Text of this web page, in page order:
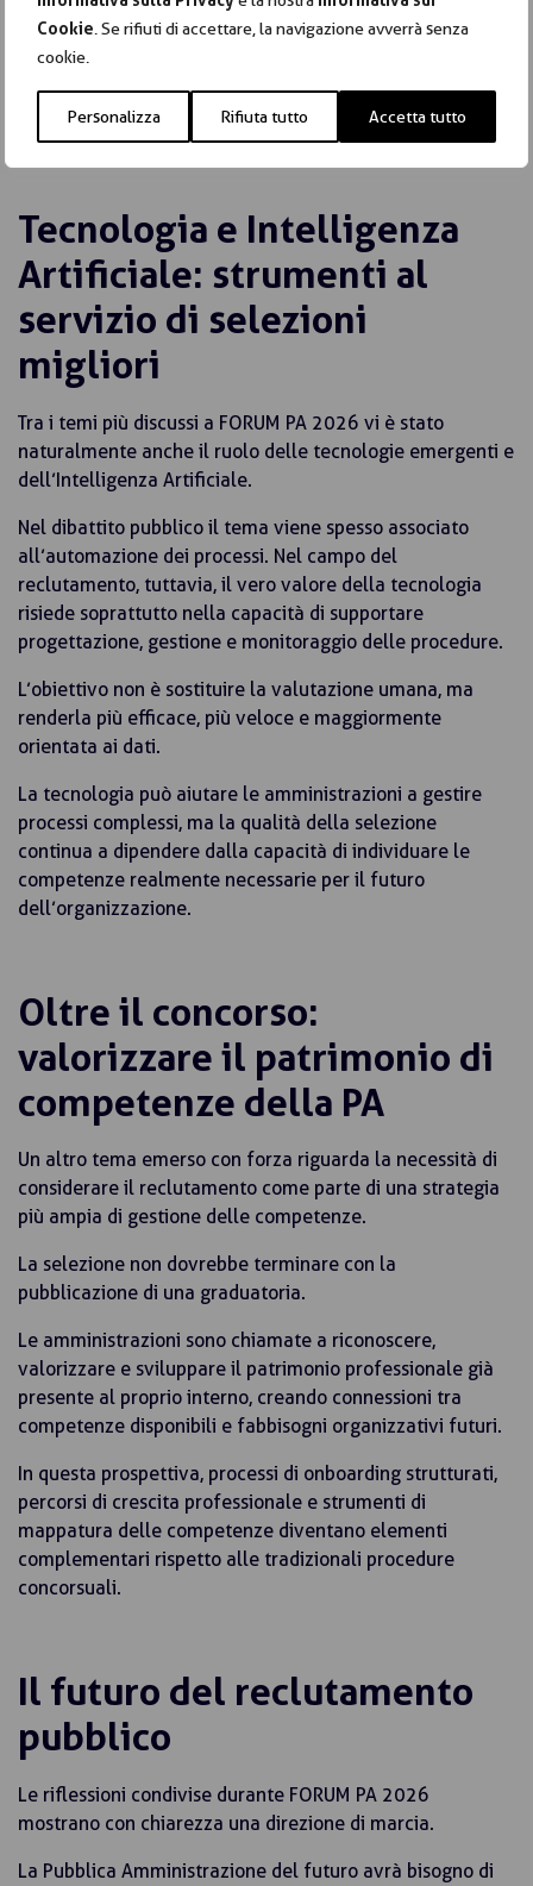
Cookie . Se rifiuti di accettare, la navigazione avverrà senza
cookie.
Personalizza Rifiuta tutto Accetta tutto
verificare ciò che ha studiato.
Si tratta di un cambiamento culturale che coinvolge non
soltanto gli strumenti di valutazione, ma l’intera
concezione del concorso pubblico.
Tecnologia e Intelligenza
Artificiale: strumenti al
servizio di selezioni
migliori
Tra i temi più discussi a FORUM PA 2026 vi è stato
naturalmente anche il ruolo delle tecnologie emergenti e
dell’Intelligenza Artificiale.
Nel dibattito pubblico il tema viene spesso associato
all’automazione dei processi. Nel campo del
reclutamento, tuttavia, il vero valore della tecnologia
risiede soprattutto nella capacità di supportare
progettazione, gestione e monitoraggio delle procedure.
L’obiettivo non è sostituire la valutazione umana, ma
renderla più efficace, più veloce e maggiormente
orientata ai dati.
La tecnologia può aiutare le amministrazioni a gestire
processi complessi, ma la qualità della selezione
continua a dipendere dalla capacità di individuare le
competenze realmente necessarie per il futuro
dell’organizzazione.
Oltre il concorso:
valorizzare il patrimonio di
competenze della PA
Un altro tema emerso con forza riguarda la necessità di
considerare il reclutamento come parte di una strategia
più ampia di gestione delle competenze.
La selezione non dovrebbe terminare con la
pubblicazione di una graduatoria.
Le amministrazioni sono chiamate a riconoscere,
valorizzare e sviluppare il patrimonio professionale già
presente al proprio interno, creando connessioni tra
competenze disponibili e fabbisogni organizzativi futuri.
In questa prospettiva, processi di onboarding strutturati,
percorsi di crescita professionale e strumenti di
mappatura delle competenze diventano elementi
complementari rispetto alle tradizionali procedure
concorsuali.
Il futuro del reclutamento
pubblico
Le riflessioni condivise durante FORUM PA 2026
mostrano con chiarezza una direzione di marcia.
La Pubblica Amministrazione del futuro avrà bisogno di